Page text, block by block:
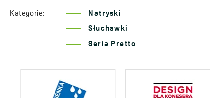
Kategorie: Natryski
Słuchawki
Seria Pretto